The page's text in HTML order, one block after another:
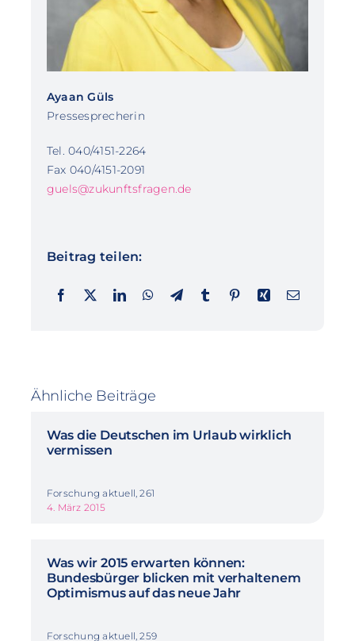
Ayaan Güls
Pressesprecherin
Tel. 040/4151-2264
Fax 040/4151-2091
guels@zukunftsfragen.de
Beitrag teilen:
Ähnliche Beiträge
Was die Deutschen im Urlaub wirklich
vermissen
Forschung aktuell, 261
4. März 2015
Was wir 2015 erwarten können:
Bundesbürger blicken mit verhaltenem
Optimismus auf das neue Jahr
Forschung aktuell, 259